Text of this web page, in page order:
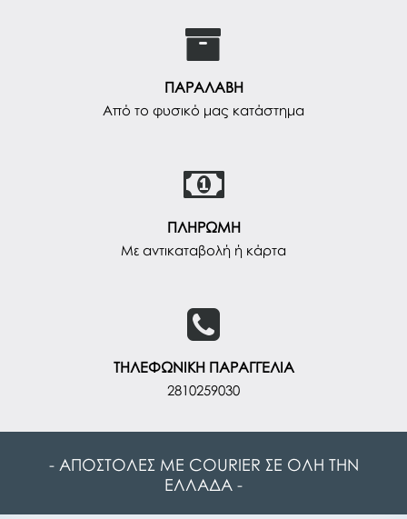
ΠΑΡΑΛΑΒΗ
Από το φυσικό μας κατάστημα
ΠΛΗΡΩΜΗ
Με αντικαταβολή ή κάρτα
ΤΗΛΕΦΩΝΙΚΗ ΠΑΡΑΓΓΕΛΙΑ
2810259030
- ΑΠΟΣΤΟΛΕΣ ΜΕ COURIER ΣΕ ΟΛΗ ΤΗΝ
ΕΛΛΑΔΑ -